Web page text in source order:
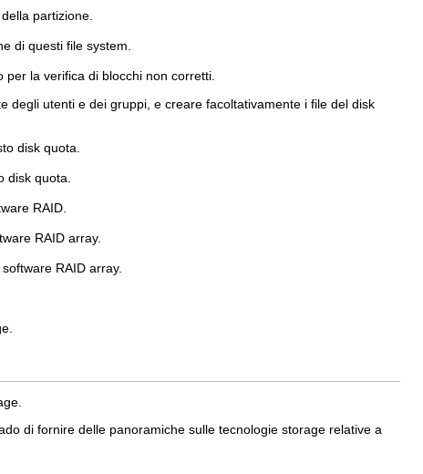
partizione.
di questi file system.
la verifica di blocchi non corretti.
utenti e dei gruppi, e creare facoltativamente i file del disk
disk quota.
quota.
RAID.
RAID array.
RAID array.
di fornire delle panoramiche sulle tecnologie storage relative a